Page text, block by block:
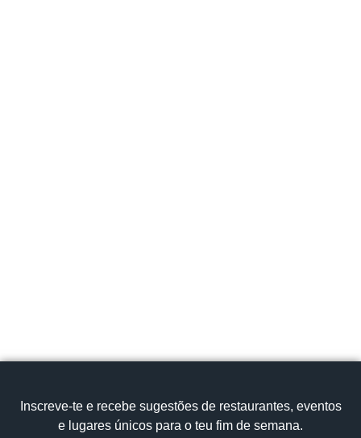
Inscreve‑te e recebe sugestões de restaurantes, eventos
e lugares únicos para o teu fim de semana.